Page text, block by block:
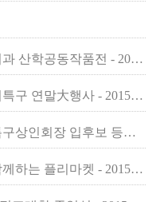
대구과학대학교 보석감정 주얼리과 산학공동작품전 - 2016.10.18
k-sale day와 함께하는 패션주얼리특구 연말大행사 - 2015.12.17
2016년 제19대 대구패션주얼리특구상인회장 입후보 등록공고 - 2015.1..
패션주얼리특구 그랜드세일과 함께하는 플리마켓 - 2015.09.11